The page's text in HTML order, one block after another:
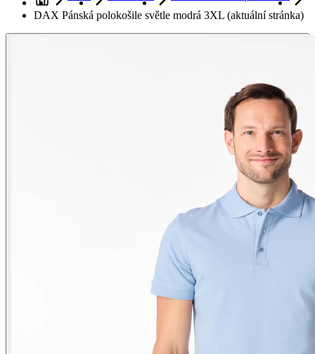
DAX Pánská polokošile světle modrá 3XL (aktuální stránka)